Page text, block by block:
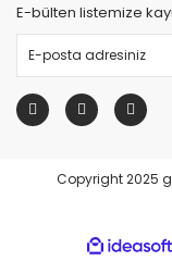
E-bülten listemize
Copyright 2025